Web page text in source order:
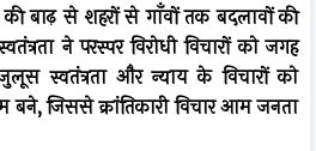
बाढ़ से शहरों से गाँवों तक बदलावों की
ने परस्पर विरोधी विचारों को जगह
स्वतंत्रता और न्याय के विचारों को
जिससे क्रांतिकारी विचार आम जनता